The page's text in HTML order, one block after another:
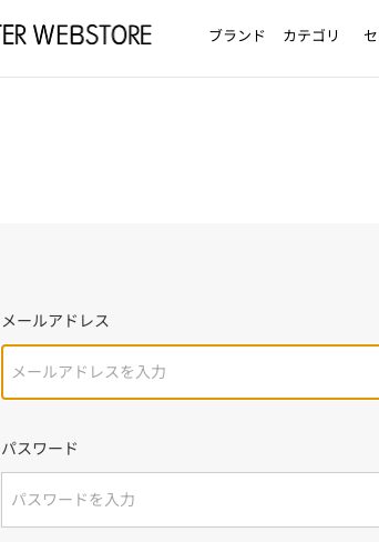
ブランド カテゴリ
メールアドレス
パスワード